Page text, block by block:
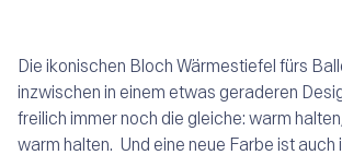
Die ikonischen Bloch Wärmestiefel fürs
inzwischen in einem etwas geraderen
freilich immer noch die gleiche: warm
warm halten. Und eine neue Farbe ist auch